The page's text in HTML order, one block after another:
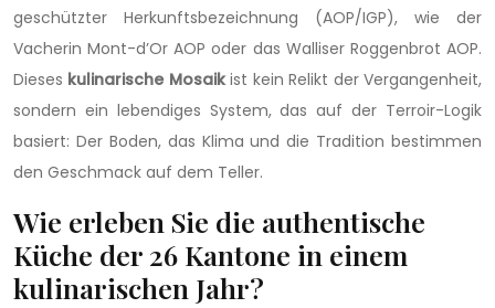
geschützter Herkunftsbezeichnung (AOP/IGP), wie der
Vacherin Mont-d’Or AOP oder das Walliser Roggenbrot AOP.
Dieses kulinarische Mosaikist kein Relikt der Vergangenheit,
sondern ein lebendiges System, das auf der Terroir-Logik
basiert: Der Boden, das Klima und die Tradition bestimmen
den Geschmack auf dem Teller.
Wie erleben Sie die authentische
Küche der 26 Kantone in einem
kulinarischen Jahr?